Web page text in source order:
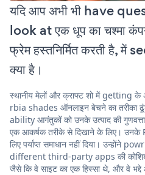
यदि आप अभी भी have
look at एक धूप का चश्मा
फ्रेम हस्तनिर्मित करती है,
क्या है।
स्थानीय मेलों और क्राफ्ट शो में getting के
rbia shades ऑनलाइन बेचने का तरीका
ability आगंतुकों को उनके उत्पाद की
एक आकर्षक तरीके से दिखाने के लिए।
लिए पर्याप्त समाधान नहीं दिया। उन्होंने
different third-party apps की कोशिश
जैसे कि वे साइट का एक हिस्सा थे, और वे